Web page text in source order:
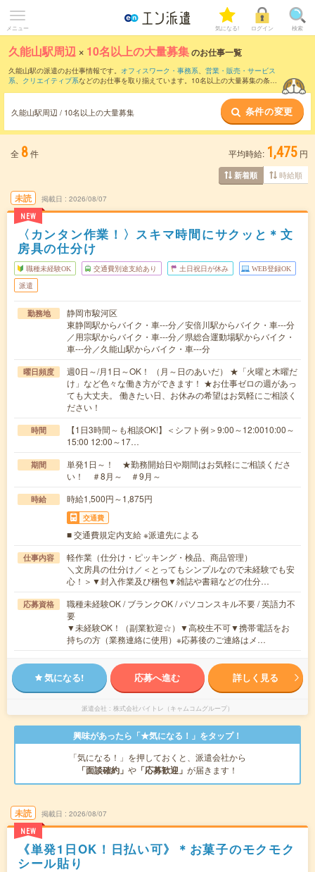
メニュー 気になる! ログイン 検索
久能山駅周辺 × 10名以上の大量募集のお仕事一覧
久能山駅の派遣のお仕事情報です。 オフィスワーク・事務系、 営業・販売・サービス
系、 クリエイティブ系などのお仕事を取り揃えています。10名以上の大量募集の条件
久能山駅周辺 / 10名以上の大量募集 条件の変更
全 8件 平均時給: 1,475 円
新着順 時給順
未読
NEW
掲載日 2026/08/07
〈カンタン作業！〉スキマ時間にサクッと＊文
房具の仕分け
職種未経験OK 交通費別途支給あり 土日祝日が休み WEB登録OK
派遣
勤務地
静岡市駿河区
東静岡駅からバイク・車---分／安倍川駅からバイク・車---分
／用宗駅からバイク・車---分／県総合運動場駅からバイク・
車---分／久能山駅からバイク・車---分
曜日頻度
週0日～/月1日～OK！ （月～日のあいだ） ★「火曜と木曜だ
け」など色々な働き方ができます！ ★お仕事ゼロの週があっ
ても大丈夫。 働きたい日、お休みの希望はお気軽にご相談く
ださい！
時間
【1日3時間～も相談OK!】＜シフト例＞9:00～12:0010:00～
15:00 12:00～17…
期間
単発1日～！ ★勤務開始日や期間はお気軽にご相談くださ
い！ ＃8月～ ＃9月～
時給 時給1,500円～1,875円
交通費
■ 交通費規定内支給 ※派遣先による
仕事内容
軽作業（仕分け・ピッキング・検品、商品管理）
＼文房具の仕分け／＜とってもシンプルなので未経験でも安
心！＞▼封入作業及び梱包▼雑誌や書籍などの仕分…
応募資格
職種未経験OK / ブランクOK / パソコンスキル不要 / 英語力不
要
▼未経験OK！（副業歓迎☆）▼高校生不可▼携帯電話をお
持ちの方（業務連絡に使用）※応募後のご連絡はメ…
気になる! 応募へ進む 詳しく見る
派遣会社 株式会社バイトレ（キャムコムグループ）
興味があったら「★気になる！」をタップ！
「気になる！」を押しておくと、派遣会社から
「面談確約」 や 「応募歓迎」 が届きます！
未読
NEW
掲載日 2026/08/07
《単発1日OK！日払い可》＊お菓子のモクモク
シール貼り